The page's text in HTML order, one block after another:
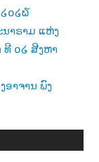
໒໐໒໖
ນາຣາມ ແຫ່ງ
ທີ ໐໒ ສີງຫາ
ອາຈານ ພົງ